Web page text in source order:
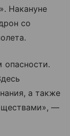
Накануне
со
а также
—